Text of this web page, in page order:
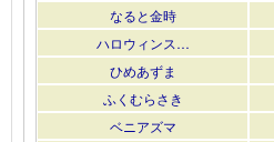
なると金時
ハロウィンス…
ひめあずま
ふくむらさき
ベニアズマ